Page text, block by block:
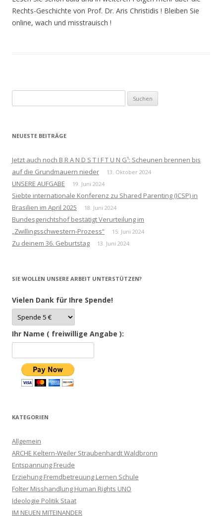
Rechts-Geschichte von Prof. Dr. Aris Christidis ! Bleiben Sie
online, wach und misstrauisch !
nach:
NEUESTE BEITRÄGE
Jetzt auch noch B R A N D S T I F T U N G¹: Scheunen brennen bis
auf die Grundmauern nieder
13. Oktober 2024
UNSERE AUFGABE 19. Juni 2024
Siebte internationale Konferenz zu Shared Parenting (ICSP) in
Brasilien im April 2025
18. Juni 2024
Bundesgerichtshof bestätigt Verurteilung im
„Zwillingsschwestern-Prozess“
15. Juni 2024
Zu deinem 36. Geburtstag 13. Juni 2024
SIE WOLLEN UNSERE ARBEIT UNTERSTÜTZEN?
Vielen Dank für Ihre Spende!
Ihr Name ( freiwillige Angabe ):
KATEGORIEN
Allgemein
ARCHE Keltern-Weiler Straubenhardt Waldbronn
Entspannung Freude
Erziehung Fremdbetreuung Lernen Schule
Folter Misshandlung Human Rights UNO
Ideologie Politik Staat
IM NEUEN MITEINANDER